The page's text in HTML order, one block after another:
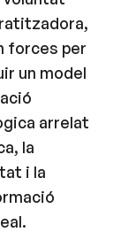
forces per
un model
arrelat
la
i la